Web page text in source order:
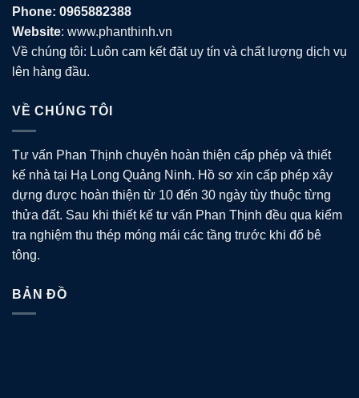
Phone: 0965882388
Website: www.phanthinh.vn
Về chúng tôi: Luôn cam kết đặt uy tín và chất lượng dịch vụ
lên hàng đầu.
VỀ CHÚNG TÔI
Tư vấn Phan Thịnh chuyên hoàn thiện cấp phép và thiết
kế nhà tại Hạ Long Quảng Ninh. Hồ sơ xin cấp phép xây
dựng được hoàn thiện từ 10 đến 30 ngày tùy thuộc từng
thửa đất. Sau khi thiết kế tư vấn Phan Thịnh đều qua kiểm
tra nghiệm thu thép móng mái các tầng trước khi đổ bê
tông.
BẢN ĐỒ